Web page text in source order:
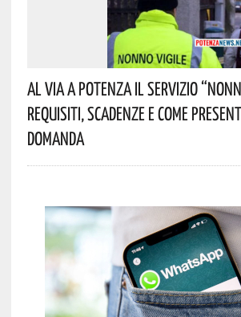
Al Via A Potenza Il Servizio
Requisiti, Scadenze E Come
Domanda